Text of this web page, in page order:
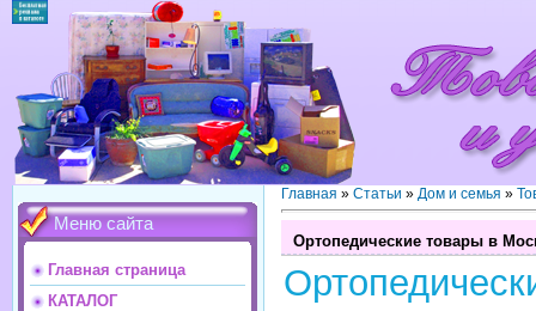
Меню сайта
Главная страница
КАТАЛОГ
Главная » Статьи » Дом и семья »
Ортопедические товары в